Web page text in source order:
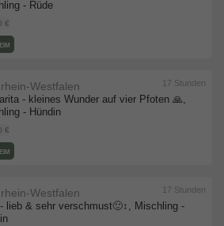
- Rüde
€
- kleines Wunder auf vier Pfoten 🙏,
- Hündin
Westfalen
€
17 Stunden
lieb & sehr verschmust🙂‍↕️, Mischling -
Westfalen 17 Stunden